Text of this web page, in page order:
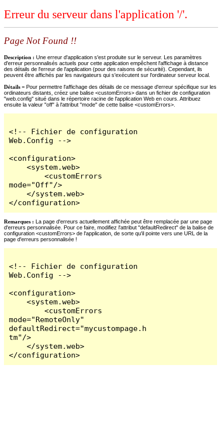
Erreur du serveur dans l'application '/'.
Page Not Found !!
Description : Une erreur d'application s'est produite sur le serveur. Les paramètres
d'erreur personnalisés actuels pour cette application empêchent l'affichage à distance
des détails de l'erreur de l'application (pour des raisons de sécurité). Cependant, ils
peuvent être affichés par les navigateurs qui s'exécutent sur l'ordinateur serveur local.
Détails = Pour permettre l'affichage des détails de ce message d'erreur spécifique sur les
ordinateurs distants, créez une balise <customErrors> dans un fichier de configuration
"web.config" situé dans le répertoire racine de l'application Web en cours. Attribuez
ensuite la valeur "off" à l'attribut "mode" de cette balise <customErrors>.
<!-- Fichier de configuration
Web.Config -->
<configuration>
    <system.web>
        <customErrors
mode="Off"/>
    </system.web>
</configuration>
Remarques : La page d'erreurs actuellement affichée peut être remplacée par une page
d'erreurs personnalisée. Pour ce faire, modifiez l'attribut "defaultRedirect" de la balise de
configuration <customErrors> de l'application, de sorte qu'il pointe vers une URL de la
page d'erreurs personnalisée !
<!-- Fichier de configuration
Web.Config -->
<configuration>
    <system.web>
        <customErrors
mode="RemoteOnly"
defaultRedirect="mycustompage.h
tm"/>
    </system.web>
</configuration>